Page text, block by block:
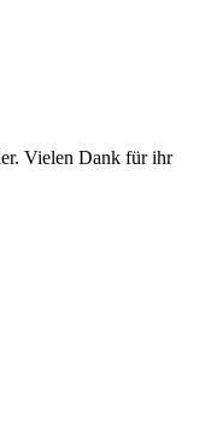
Vielen Dank für ihr